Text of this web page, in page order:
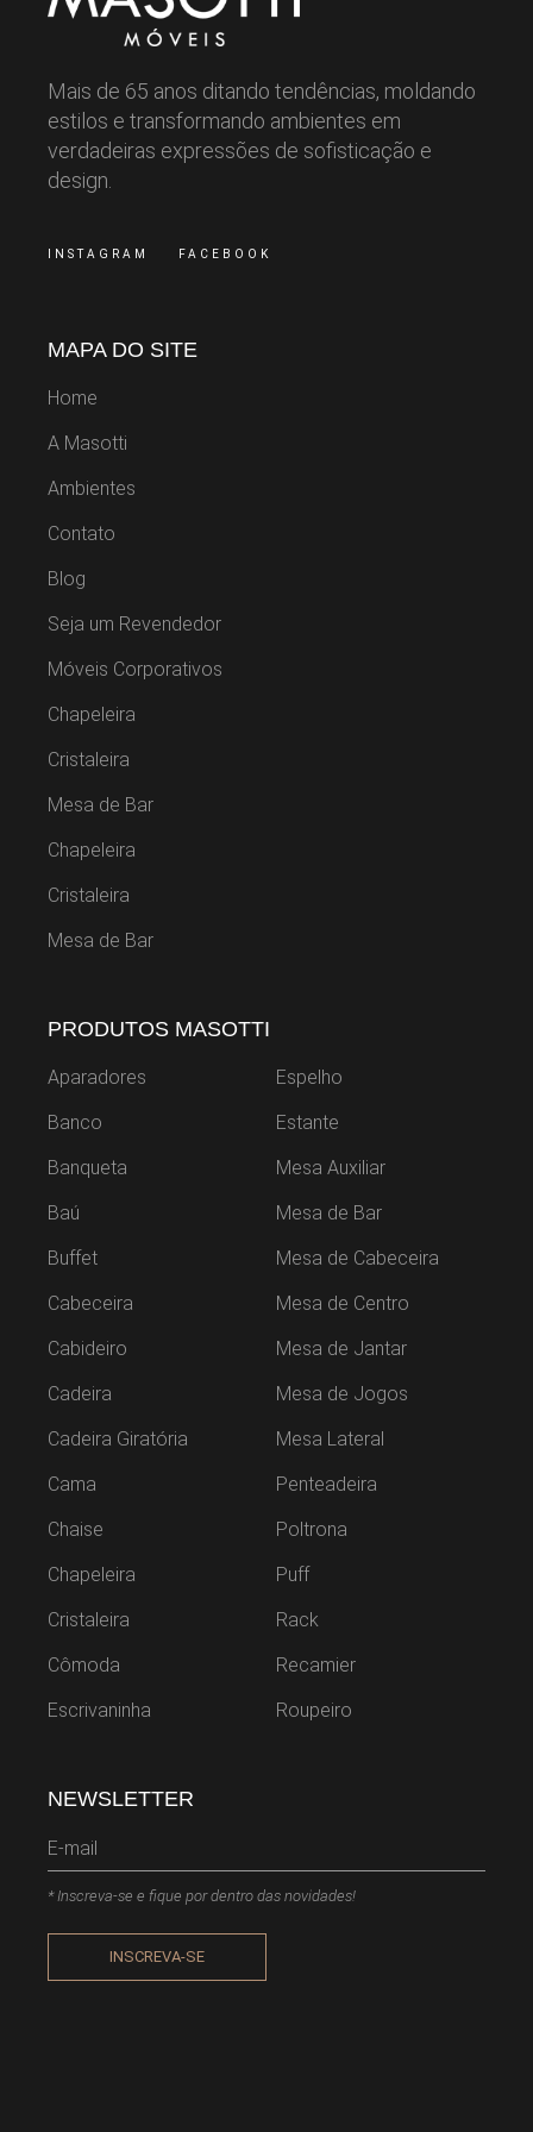
Mais de 65 anos ditando tendências, moldando
estilos e transformando ambientes em
verdadeiras expressões de sofisticação e
design.
INSTAGRAM FACEBOOK
MAPA DO SITE
Home
A Masotti
Ambientes
Contato
Blog
Seja um Revendedor
Móveis Corporativos
Chapeleira
Cristaleira
Mesa de Bar
Chapeleira
Cristaleira
Mesa de Bar
PRODUTOS MASOTTI
Aparadores
Banco
Banqueta
Baú
Buffet
Cabeceira
Cabideiro
Cadeira
Cadeira Giratória
Cama
Chaise
Chapeleira
Cristaleira
Cômoda
Escrivaninha
Espelho
Estante
Mesa Auxiliar
Mesa de Bar
Mesa de Cabeceira
Mesa de Centro
Mesa de Jantar
Mesa de Jogos
Mesa Lateral
Penteadeira
Poltrona
Puff
Rack
Recamier
Roupeiro
NEWSLETTER
* Inscreva-se e fique por dentro das novidades!
INSCREVA-SE